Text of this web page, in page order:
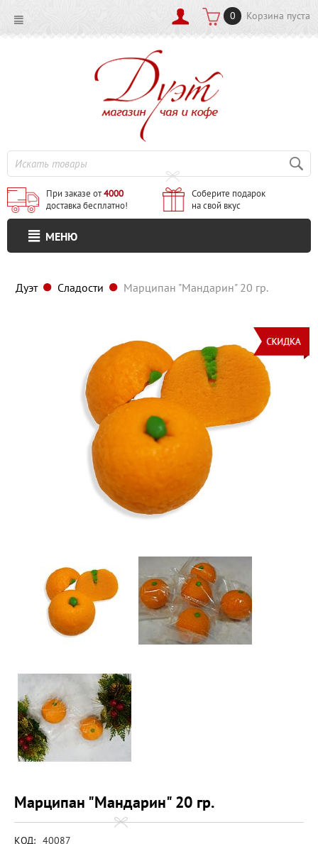
0 Корзина пуста
При заказе от4000
доставка бесплатно!
Соберите подарок
на свой вкус
МЕНЮ
Дуэт Сладости Марципан "Мандарин" 20 гр.
Марципан "Мандарин" 20 гр.
КОД: 40087